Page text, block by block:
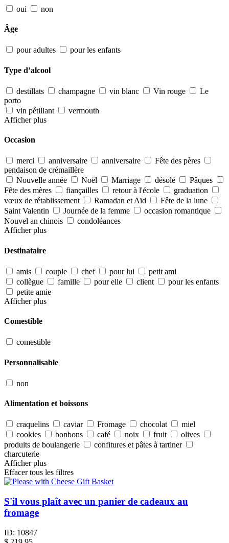
oui non
Âge
pour adultes pour les enfants
Type d’alcool
destillats champagne vin blanc Vin rouge
Le
porto
vin pétillant
vermouth
Afficher plus
Occasion
merci anniversaire anniversaire
Fête des pères
pendaison de crémaillère
Nouvelle année
Noël Marriage désolé
Pâques
Fête des mères
fiançailles retour à l'école
graduation
vœux de rétablissement
Ramadan et Aïd
Fête de la lune
Saint Valentin
Journée de la femme
occasion romantique
Nouvel an chinois
condoléances
Afficher plus
Destinataire
amis couple chef pour lui
petit ami
collègue
famille pour elle client
pour les enfants
petite amie
Afficher plus
Comestible
comestible
Personnalisable
non
Alimentation et boissons
craquelins caviar Fromage chocolat
miel
cookies
bonbons café noix fruit
olives
produits de boulangerie
confitures et pâtes à tartiner
charcuterie
Afficher plus
Effacer tous les filtres
S'il vous plaît avec un panier de cadeaux au
fromage
ID: 10847